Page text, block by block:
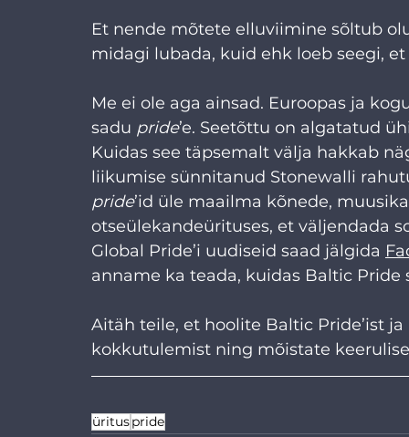
Et nende mõtete elluviimine sõltub
midagi lubada, kuid ehk loeb seegi,
Me ei ole aga ainsad. Euroopas ja
sadu pride’e. Seetõttu on algatatud
Kuidas see täpsemalt välja hakkab
liikumise sünnitanud Stonewalli
pride’id üle maailma kõnede,
otseülekandeürituses, et väljendada
Global Pride’i uudiseid saad jälgida
anname ka teada, kuidas Baltic Pride
Aitäh teile, et hoolite Baltic Pride’ist
kokkutulemist ning mõistate
ürituspride